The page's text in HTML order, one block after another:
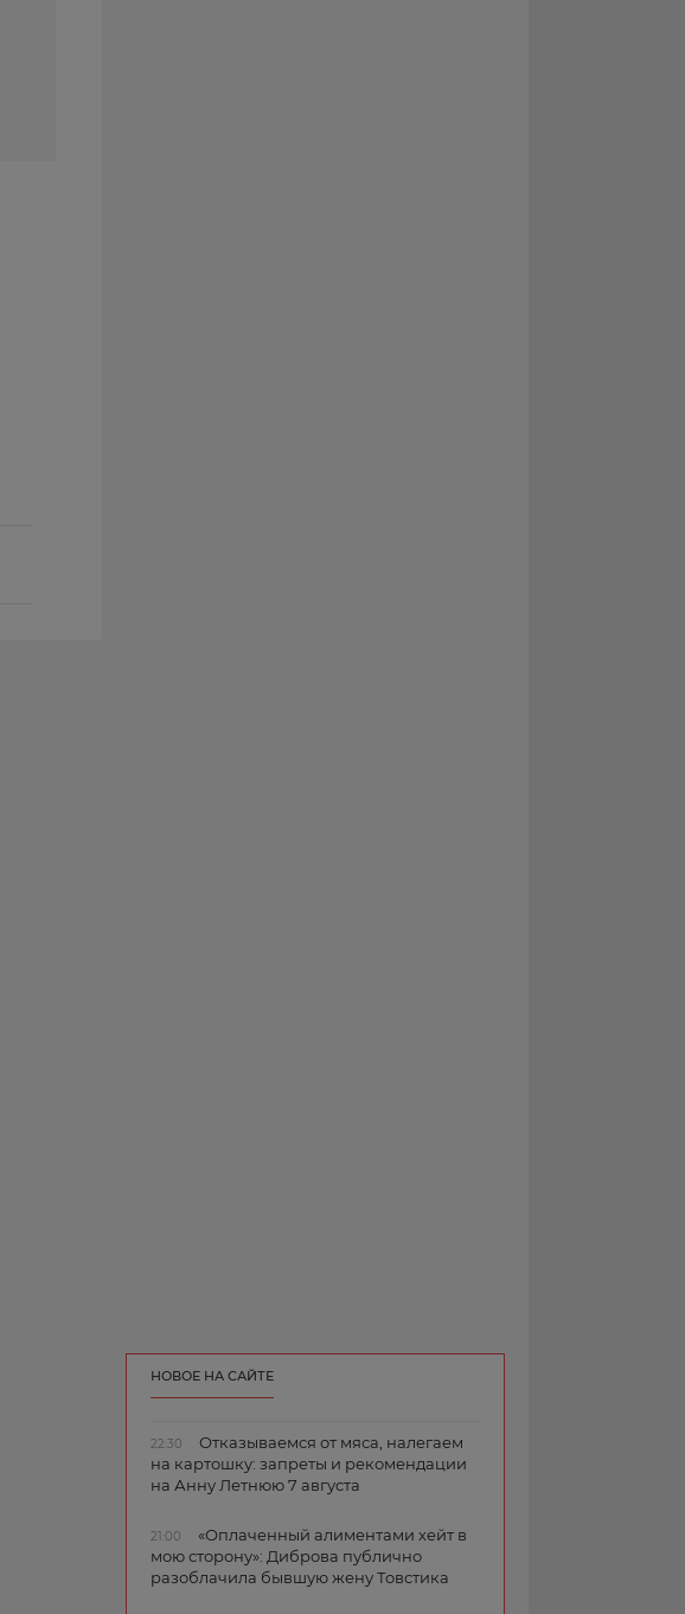
НОВОЕ НА САЙТЕ
22:30
Отказываемся от мяса, налегаем
на картошку: запреты и рекомендации
на Анну Летнюю 7 августа
21:00
«Оплаченный алиментами хейт в
мою сторону»: Диброва публично
разоблачила бывшую жену Товстика